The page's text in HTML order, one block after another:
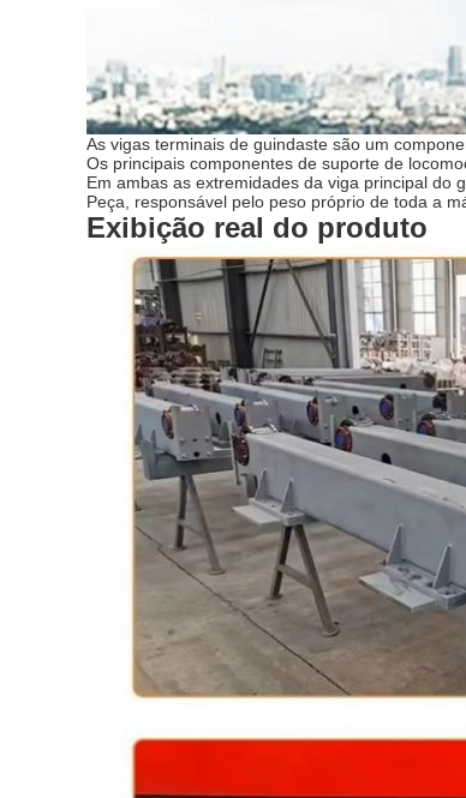
As vigas terminais de guindaste são um
Os principais componentes de suporte de
Em ambas as extremidades da viga principal do
Peça, responsável pelo peso próprio de toda a
Exibição real do produto